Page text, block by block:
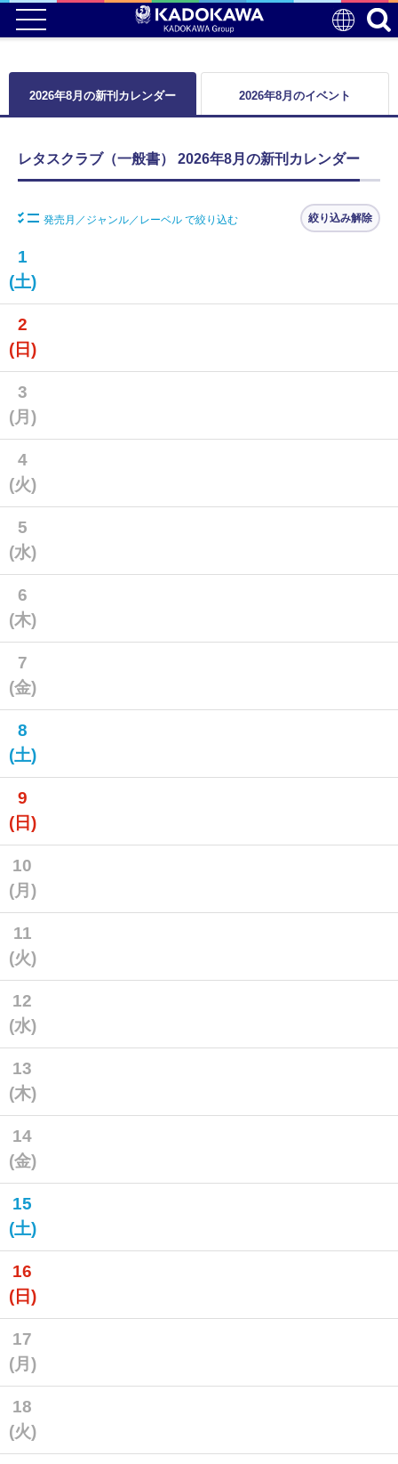
2026年8月の新刊カレンダー 2026年8月のイベント
レタスクラブ（一般書） 2026年8月の新刊カレンダー
発売月／ジャンル／レーベル で絞り込む 絞り込み解除
1
(土)
2
(日)
3
(月)
4
(火)
5
(水)
6
(木)
7
(金)
8
(土)
9
(日)
10
(月)
11
(火)
12
(水)
13
(木)
14
(金)
15
(土)
16
(日)
17
(月)
18
(火)